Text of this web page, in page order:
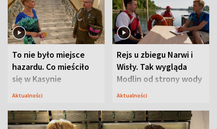
To nie było miejsce
hazardu. Co mieściło
się w Kasynie
Oficerskim?
Aktualności
Rejs u zbiegu Narwi i
Wisły. Tak wygląda
Modlin od strony wody
Aktualności